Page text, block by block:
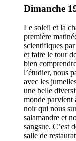
Dimanche
Le soleil et la
première
scientifiques
et faire le tour
bien
l’étudier, nous
avec les
une belle
monde parvient
noir qui nous
salamandre et
sangsue. C’est
salle de